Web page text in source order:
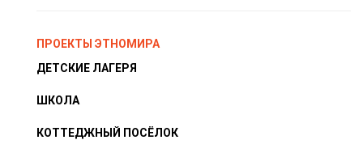
ПРОЕКТЫ ЭТНОМИРА
ДЕТСКИЕ ЛАГЕРЯ
ШКОЛА
КОТТЕДЖНЫЙ ПОСЁЛОК